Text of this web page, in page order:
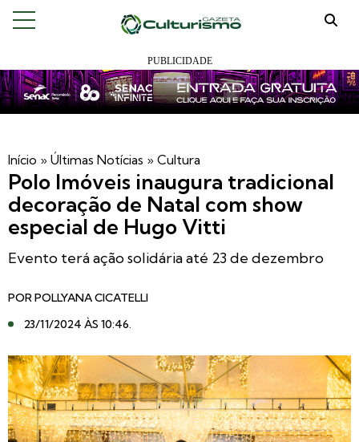
Início » Últimas Notícias » Cultura
Polo Imóveis inaugura tradicional
decoração de Natal com show
especial de Hugo Vitti
Evento terá ação solidária até 23 de dezembro
PORPOLLYANA CICATELLI
23/11/2024 ÀS 10:46.